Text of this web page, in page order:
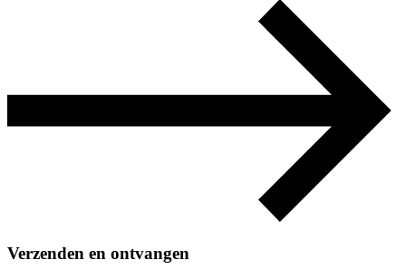
Verzenden en ontvangen